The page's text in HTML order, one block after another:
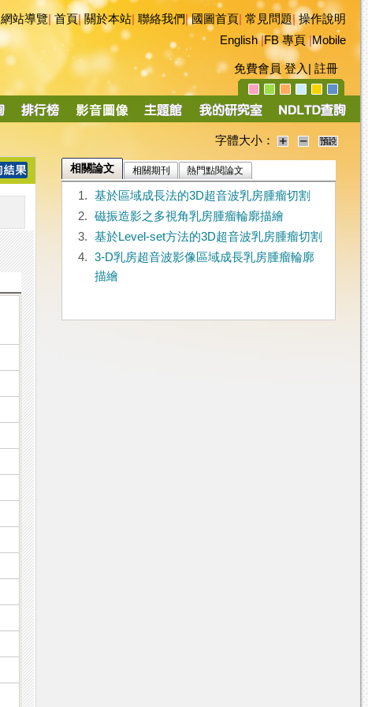
網站導覽|首頁|關於本站 聯絡我們|國圖首頁 常見問題|操作說明
English|FB 專頁|Mobile
免費會員 登入 註冊
字體大小：
相關論文 相關期刊 熱門點閱論文
1.
基於區域成長法的3D超音波乳房腫瘤切割
2.
磁振造影之多視角乳房腫瘤輪廓描繪
3.
基於Level-set方法的3D超音波乳房腫瘤切割
4.
3-D乳房超音波影像區域成長乳房腫瘤輪廓
描繪